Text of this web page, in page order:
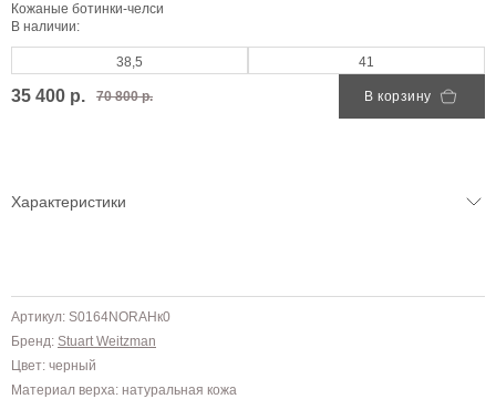
Кожаные ботинки-челси
В наличии:
38,5 41
35 400 р. 70 800 р. В корзину
Характеристики
Артикул: S0164NORAHк0
Бренд: Stuart Weitzman
Цвет: черный
Материал верха: натуральная кожа